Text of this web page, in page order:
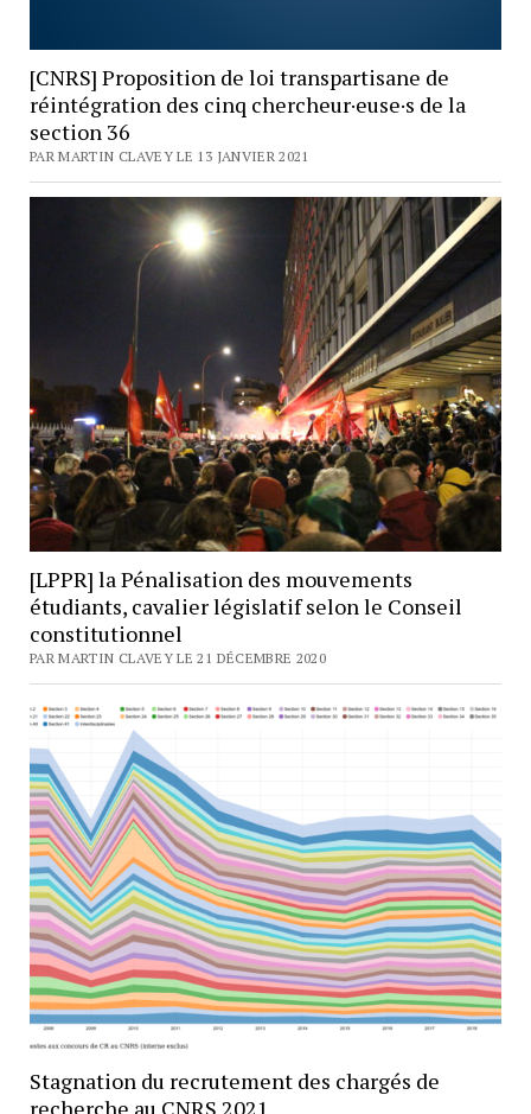
[CNRS] Proposition de loi transpartisane de
réintégration des cinq chercheur·euse·s de la
section 36
PAR MARTIN CLAVEY LE 13 JANVIER 2021
[LPPR] la Pénalisation des mouvements
étudiants, cavalier législatif selon le Conseil
constitutionnel
PAR MARTIN CLAVEY LE 21 DÉCEMBRE 2020
Stagnation du recrutement des chargés de
recherche au CNRS 2021